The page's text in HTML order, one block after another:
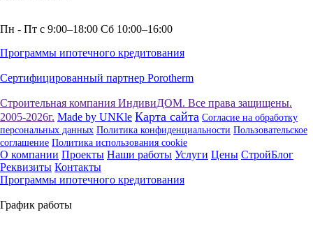
Пн - Пт с 9:00–18:00 Сб 10:00–16:00
Программы ипотечного кредитования
Сертифицированный партнер Porotherm
Строительная компания ИндивиДОМ. Все права защищены.
2005-2026г. Made by UNKle Карта сайта Согласие на обработку
персональных данных Политика конфиденциальности Пользовательское
соглашение Политика использования сookie
О компании Проекты Наши работы Услуги Цены СтройБлог
Реквизиты Контакты
Программы ипотечного кредитования
График работы